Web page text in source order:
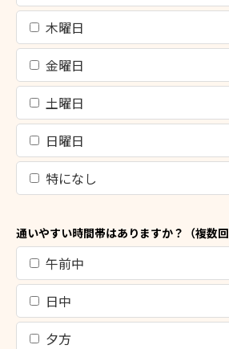
木曜日
金曜日
土曜日
日曜日
特になし
通いやすい時間帯はありますか？（複数回
午前中
日中
夕方